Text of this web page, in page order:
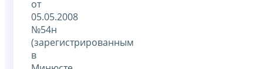
от
05.05.2008
№54н
(зарегистрированным
в